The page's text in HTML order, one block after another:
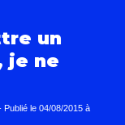
un
je ne
Publié le 04/08/2015 à